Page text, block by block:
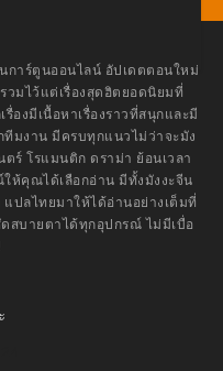
าร์ตูนออนไลน์ อัปเดตตอนใหม่
วมไว้แต่เรื่องสุดฮิตยอดนิยมที่
องมีเนื้อหาเรื่องราวที่สนุกและมี
ทีมงาน มีครบทุกแนวไม่ว่าจะมัง
ร์ โรแมนติก ดราม่า ย้อนเวลา
ห้คุณได้เลือกอ่าน มีทั้งมังงะจีน
ปลไทยมาให้ได้อ่านอย่างเต็มที่
สบายตาได้ทุกอุปกรณ์ ไม่มีเบื่อ